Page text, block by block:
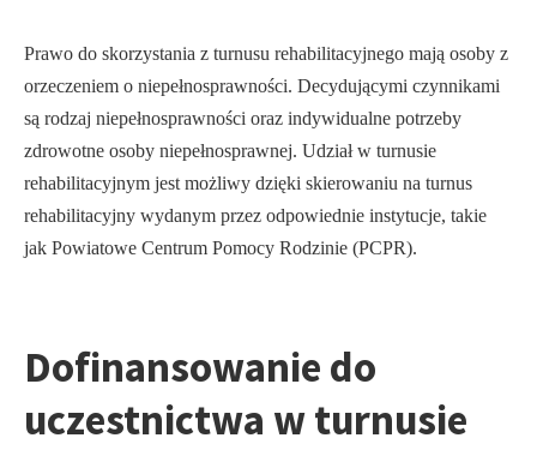
Prawo do skorzystania z turnusu rehabilitacyjnego mają osoby z
orzeczeniem o niepełnosprawności. Decydującymi czynnikami
są rodzaj niepełnosprawności oraz indywidualne potrzeby
zdrowotne osoby niepełnosprawnej. Udział w turnusie
rehabilitacyjnym jest możliwy dzięki skierowaniu na turnus
rehabilitacyjny wydanym przez odpowiednie instytucje, takie
jak Powiatowe Centrum Pomocy Rodzinie (PCPR).
Dofinansowanie do
uczestnictwa w turnusie